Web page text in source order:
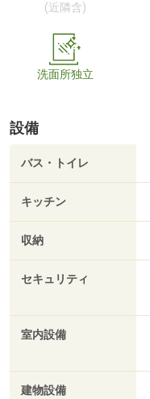
(近隣含)
洗面所独立
設備
バス・トイレ
キッチン
収納
セキュリティ
室内設備
建物設備